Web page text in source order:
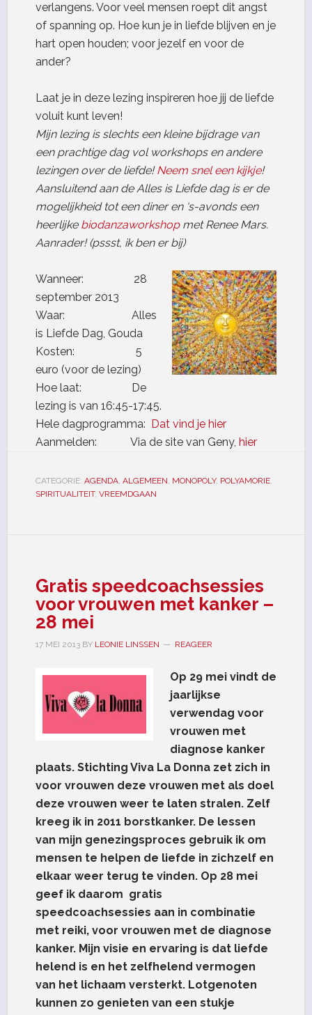
verlangens. Voor veel mensen roept dit angst
of spanning op. Hoe kun je in liefde blijven en je
hart open houden; voor jezelf en voor de
ander?
Laat je in deze lezing inspireren hoe jij de liefde
voluit kunt leven!
Mijn lezing is slechts een kleine bijdrage van
een prachtige dag vol workshops en andere
lezingen over de liefde!Neem snel een kijkje!
Aansluitend aan de Alles is Liefde dag is er de
mogelijkheid tot een diner en ‘s-avonds een
heerlijke biodanzaworkshopmet Renee Mars.
Aanrader! (pssst, ik ben er bij)
Wanneer: 28
september 2013
Waar: Alles
is Liefde Dag, Gouda
Kosten: 5
euro (voor de lezing)
Hoe laat: De
lezing is van 16:45-17:45.
Hele dagprogramma: Dat vind je hier
Aanmelden: Via de site van Geny, hier
CATEGORIE: AGENDA, ALGEMEEN, MONOPOLY, POLYAMORIE,
SPIRITUALITEIT, VREEMDGAAN
Gratis speedcoachsessies
voor vrouwen met kanker –
28 mei
17 MEI 2013BY LEONIE LINSSEN REAGEER
Op 29 mei vindt de
jaarlijkse
verwendag voor
vrouwen met
diagnose kanker
plaats. Stichting Viva La Donna zet zich in
voor vrouwen deze vrouwen met als doel
deze vrouwen weer te laten stralen. Zelf
kreeg ik in 2011 borstkanker. De lessen
van mijn genezingsproces gebruik ik om
mensen te helpen de liefde in zichzelf en
elkaar weer terug te vinden. Op 28 mei
geef ik daarom gratis
speedcoachsessies aan in combinatie
met reiki, voor vrouwen met de diagnose
kanker. Mijn visie en ervaring is dat liefde
helend is en het zelfhelend vermogen
van het lichaam versterkt. Lotgenoten
kunnen zo genieten van een stukje